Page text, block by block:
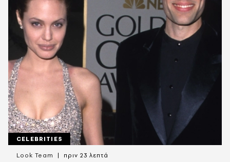
CELEBRITIES
Look Team πριν 23 λεπτά